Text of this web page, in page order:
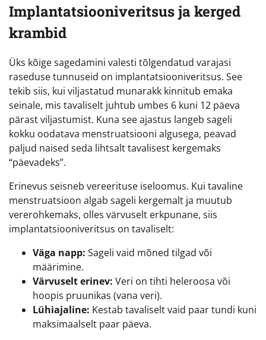
Implantatsiooniveritsus ja kerged
krambid
Üks kõige sagedamini valesti tõlgendatud varajasi
raseduse tunnuseid on implantatsiooniveritsus. See
tekib siis, kui viljastatud munarakk kinnitub emaka
seinale, mis tavaliselt juhtub umbes 6 kuni 12 päeva
pärast viljastumist. Kuna see ajastus langeb sageli
kokku oodatava menstruatsiooni algusega, peavad
paljud naised seda lihtsalt tavalisest kergemaks
“päevadeks”.
Erinevus seisneb vereerituse iseloomus. Kui tavaline
menstruatsioon algab sageli kergemalt ja muutub
vererohkemaks, olles värvuselt erkpunane, siis
implantatsiooniveritsus on tavaliselt:
Väga napp: Sageli vaid mõned tilgad või
määrimine.
Värvuselt erinev: Veri on tihti heleroosa või
hoopis pruunikas (vana veri).
Lühiajaline: Kestab tavaliselt vaid paar tundi kuni
maksimaalselt paar päeva.